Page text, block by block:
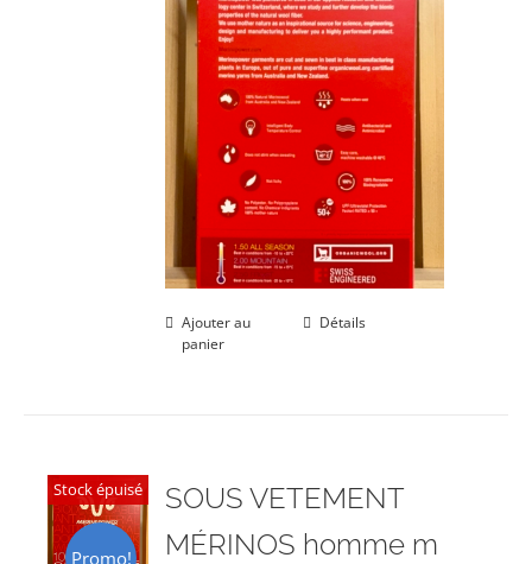
Ajouter au
panier
Détails
Stock épuisé
Promo!
SOUS VETEMENT
MÉRINOS homme m